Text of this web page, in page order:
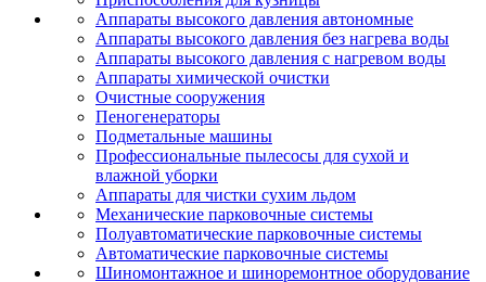
Аппараты высокого давления автономные
Аппараты высокого давления без нагрева воды
Аппараты высокого давления с нагревом воды
Аппараты химической очистки
Очистные сооружения
Пеногенераторы
Подметальные машины
Профессиональные пылесосы для сухой и
влажной уборки
Аппараты для чистки сухим льдом
Механические парковочные системы
Полуавтоматические парковочные системы
Автоматические парковочные системы
Шиномонтажное и шиноремонтное оборудование